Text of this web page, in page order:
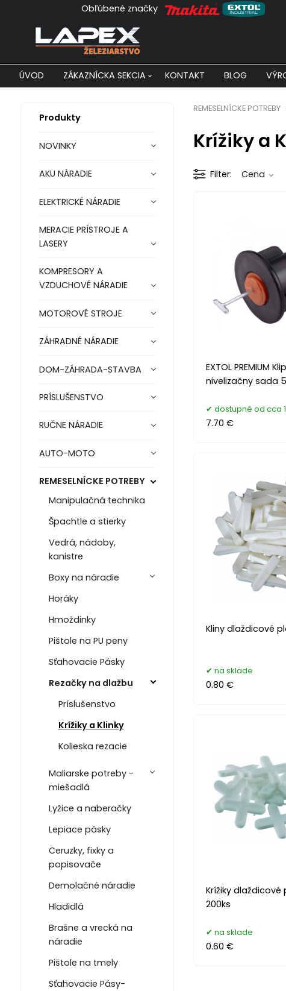
Obľúbené značky
ÚVOD ZÁKAZNÍCKA SEKCIA KONTAKT BLOG
Produkty
NOVINKY
AKU NÁRADIE
ELEKTRICKÉ NÁRADIE
MERACIE PRÍSTROJE A
LASERY
KOMPRESORY A
VZDUCHOVÉ NÁRADIE
MOTOROVÉ STROJE
ZÁHRADNÉ NÁRADIE
DOM-ZÁHRADA-STAVBA
PRÍSLUŠENSTVO
RUČNE NÁRADIE
AUTO-MOTO
REMESELNÍCKE POTREBY
Manipulačná technika
Špachtle a stierky
Vedrá, nádoby,
kanistre
Boxy na náradie
Horáky
Hmoždinky
Pištole na PU peny
Sťahovacie Pásky
Rezačky na dlažbu
Príslušenstvo
Krížiky a Klinky
Kolieska rezacie
Maliarske potreby -
miešadlá
Lyžice a naberačky
Lepiace pásky
Ceruzky, fixky a
popisovače
Demolačné náradie
Hladidlá
Brašne a vrecká na
náradie
Pištole na tmely
Sťahovacie Pásy-
REMESELNÍCKE POTREBY
Krížiky a
Filter Cena
EXTOL PREMIUM
nivelizačny sada
dostupné od cca
7.70 €
Kliny dlaždicové
na sklade
0.80 €
Krížiky
200ks
na sklade
0.60 €